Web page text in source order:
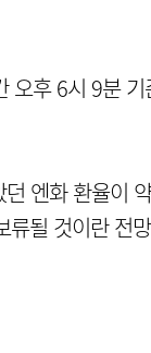
오후 6시 9분
엔화 환율이
될 것이란 전